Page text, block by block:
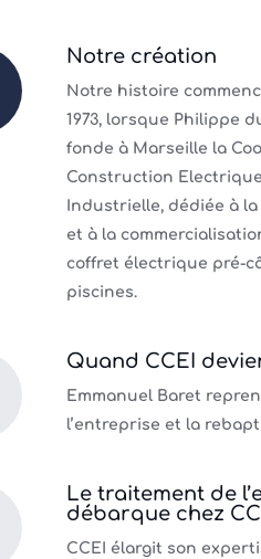
Notre création
Notre histoire
1973, lorsque Philippe
fonde à Marseille la
Construction
Industrielle, dédiée à
et à la
coffret électrique pré-
piscines.
Quand CCEI
Emmanuel Baret
l’entreprise et la
Le traitement de
débarque chez
CCEI élargit son